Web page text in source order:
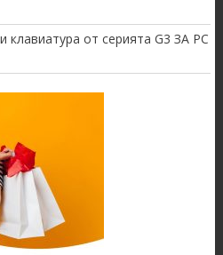
клавиатура от серията G3 ЗА PC